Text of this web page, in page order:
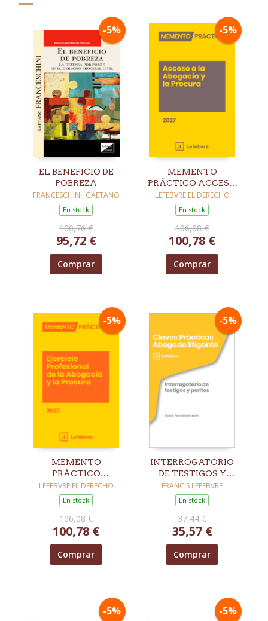
-5%
EL BENEFICIO DE
POBREZA
FRANCESCHINI, GAETANO
En stock
100,76 €
95,72 €
Comprar
-5%
MEMENTO
PRÁCTICO ACCESO
A LA ABOGACÍA Y
LA PROCURA 2027
LEFEBVRE EL DERECHO
En stock
106,08 €
100,78 €
Comprar
-5%
MEMENTO
PRÁCTICO
EJERCICIO
PROFESIONAL DE LA
ABOGACÍA Y LA
PROCURA 2027
LEFEBVRE EL DERECHO
En stock
106,08 €
100,78 €
Comprar
-5%
INTERROGATORIO
DE TESTIGOS Y
PERITOS
FRANCIS LEFEBVRE
En stock
37,44 €
35,57 €
Comprar
-5% -5%